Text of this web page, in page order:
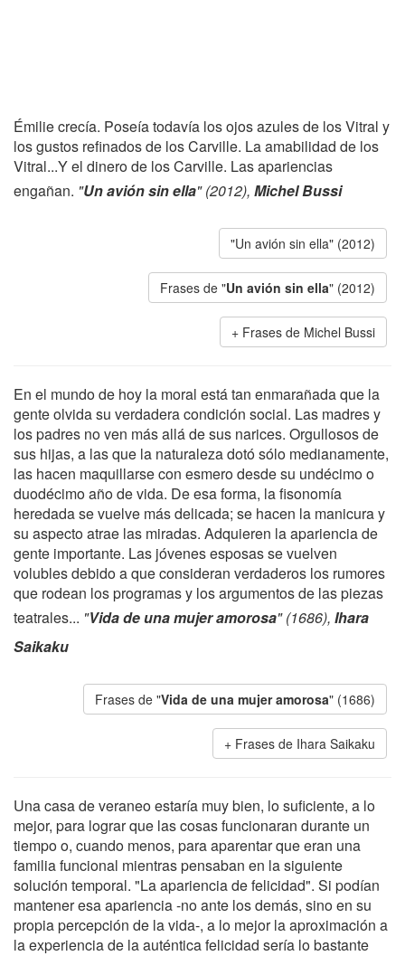
Émilie crecía. Poseía todavía los ojos azules de los Vitral y
los gustos refinados de los Carville. La amabilidad de los
Vitral...Y el dinero de los Carville. Las apariencias
engañan. "Un avión sin ella" (2012), Michel Bussi
"Un avión sin ella" (2012)
Frases de "Un avión sin ella" (2012)
Frases de Michel Bussi
En el mundo de hoy la moral está tan enmarañada que la
gente olvida su verdadera condición social. Las madres y
los padres no ven más allá de sus narices. Orgullosos de
sus hijas, a las que la naturaleza dotó sólo medianamente,
las hacen maquillarse con esmero desde su undécimo o
duodécimo año de vida. De esa forma, la fisonomía
heredada se vuelve más delicada; se hacen la manicura y
su aspecto atrae las miradas. Adquieren la apariencia de
gente importante. Las jóvenes esposas se vuelven
volubles debido a que consideran verdaderos los rumores
que rodean los programas y los argumentos de las piezas
teatrales... "Vida de una mujer amorosa" (1686), Ihara
Saikaku
Frases de "Vida de una mujer amorosa" (1686)
Frases de Ihara Saikaku
Una casa de veraneo estaría muy bien, lo suficiente, a lo
mejor, para lograr que las cosas funcionaran durante un
tiempo o, cuando menos, para aparentar que eran una
familia funcional mientras pensaban en la siguiente
solución temporal. "La apariencia de felicidad". Si podían
mantener esa apariencia -no ante los demás, sino en su
propia percepción de la vida-, a lo mejor la aproximación a
la experiencia de la auténtica felicidad sería lo bastante